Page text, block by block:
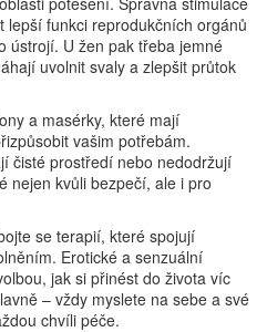
lepší funkci reprodukčních orgánů
ústrojí. U žen pak třeba jemné
uvolnit svaly a zlepšit průtok
a masérky, které mají
vašim potřebám.
čisté prostředí nebo nedodržují
nejen kvůli bezpečí, ale i pro
se terapií, které spojují
Erotické a senzuální
jak si přinést do života víc
– vždy myslete na sebe a své
chvíli péče.